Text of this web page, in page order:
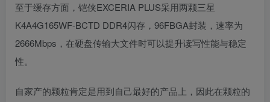
至于缓存方面，铠侠EXCERIA PLUS采用两颗三星
K4A4G165WF-BCTD DDR4闪存，96FBGA封装，速率为
2666Mbps，在硬盘传输大文件时可以提升读写性能与稳定
性。
自家产的颗粒肯定是用到自己最好的产品上，因此在颗粒的